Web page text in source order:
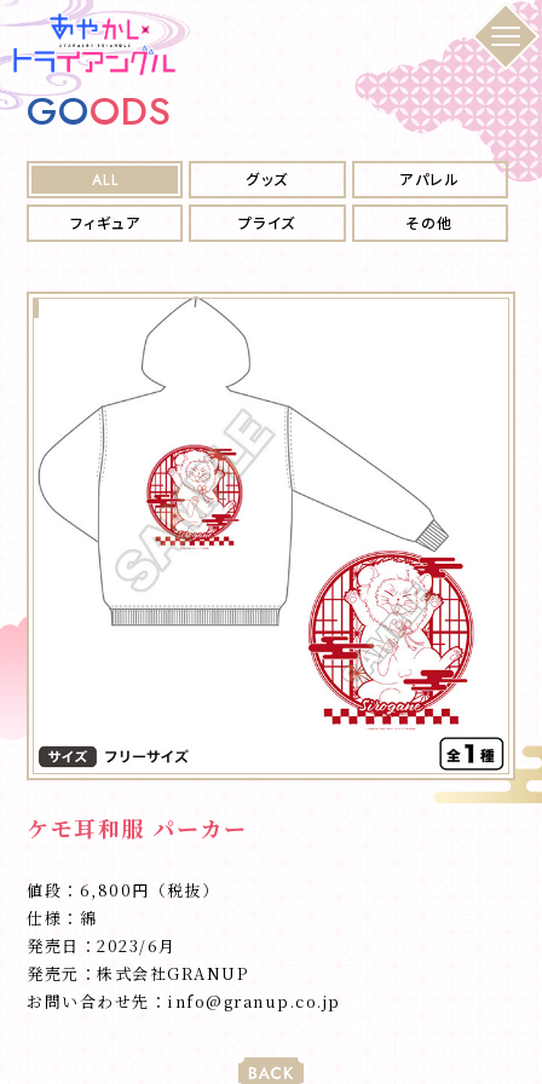
GOODS
ALL グッズ
アパレル
フィギュア
プライズ その他
ケモ耳和服 パーカー
値段：6,800円（税抜）
仕様：綿
発売日：2023/6月
発売元：株式会社GRANUP
お問い合わせ先：info@granup.co.jp